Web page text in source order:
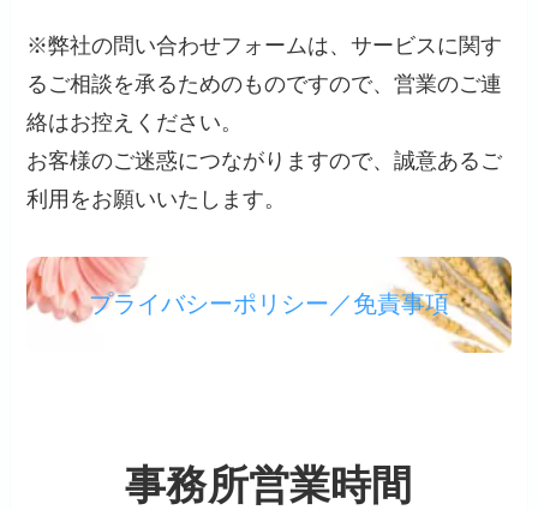
※弊社の問い合わせフォームは、サービスに関す
るご相談を承るためのものですので、営業のご連
絡はお控えください。
お客様のご迷惑につながりますので、誠意あるご
利用をお願いいたします。
プライバシーポリシー／免責事項
事務所営業時間